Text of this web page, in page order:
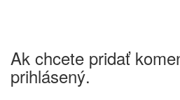
Ak chcete pridať
prihlásený.